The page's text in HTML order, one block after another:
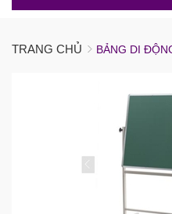
TRANG CHỦ BẢNG DI